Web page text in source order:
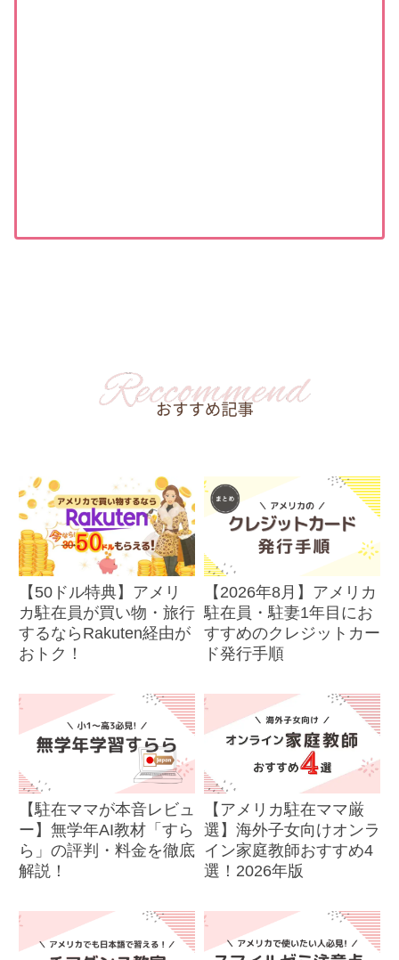
【50ドル特典】アメリ
カ駐在員が買い物・旅行
するならRakuten経由が
おトク！
【2026年8月】アメリカ
駐在員・駐妻1年目にお
すすめのクレジットカー
ド発行手順
【駐在ママが本音レビュ
ー】無学年AI教材「すら
ら」の評判・料金を徹底
解説！
【アメリカ駐在ママ厳
選】海外子女向けオンラ
イン家庭教師おすすめ4
選！2026年版